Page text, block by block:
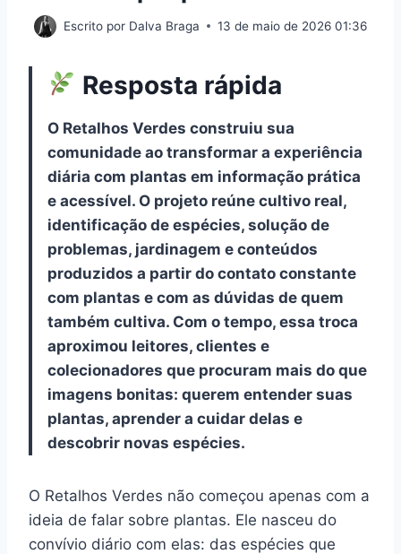
Escrito por Dalva Braga 13 de maio de 2026 01:36
Resposta rápida
O Retalhos Verdes construiu sua
comunidade ao transformar a experiência
diária com plantas em informação prática
e acessível. O projeto reúne cultivo real,
identificação de espécies, solução de
problemas, jardinagem e conteúdos
produzidos a partir do contato constante
com plantas e com as dúvidas de quem
também cultiva. Com o tempo, essa troca
aproximou leitores, clientes e
colecionadores que procuram mais do que
imagens bonitas: querem entender suas
plantas, aprender a cuidar delas e
descobrir novas espécies.
O Retalhos Verdes não começou apenas com a
ideia de falar sobre plantas. Ele nasceu do
convívio diário com elas: das espécies que